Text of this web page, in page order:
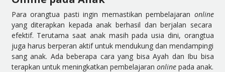
Para orangtua pasti ingin memastikan pembelajaran online
yang diterapkan kepada anak berhasil dan berjalan secara
efektif. Terutama saat anak masih pada usia dini, orangtua
juga harus berperan aktif untuk mendukung dan mendampingi
sang anak. Ada beberapa cara yang bisa Ayah dan Ibu bisa
terapkan untuk meningkatkan pembelajaran onlinepada anak.